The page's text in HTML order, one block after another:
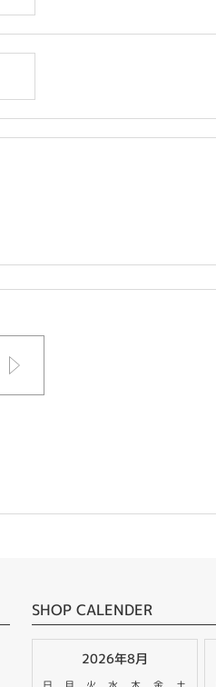
SHOP CALENDER
2026年8月